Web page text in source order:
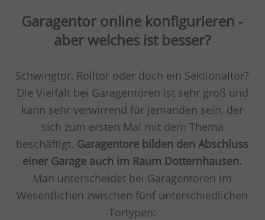
Garagentor online konfigurieren -
aber welches ist besser?
Schwingtor, Rolltor oder doch ein Sektionaltor?
Die Vielfalt bei Garagentoren ist sehr groß und
kann sehr verwirrend für jemanden sein, der
sich zum ersten Mal mit dem Thema
beschäftigt. Garagentore bilden den Abschluss
einer Garage auch im Raum Dotternhausen.
Man unterscheidet bei Garagentoren im
Wesentlichen zwischen fünf unterschiedlichen
Tortypen: